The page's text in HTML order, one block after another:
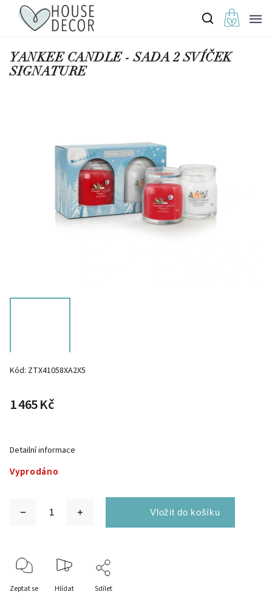
YANKEE CANDLE - SADA 2 SVÍČEK
SIGNATURE
Kód: ZTX41058XA2X5
1 465 Kč
Vyprodáno
Detailní informace
Zeptat se Hlídat Sdílet